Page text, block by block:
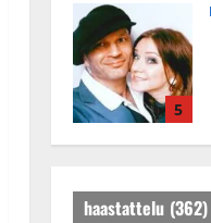
5
haastattelu (362)